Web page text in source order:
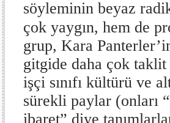
söyleminin beyaz
çok yaygın, hem de
grup, Kara
gitgide daha çok taklit
işçi sınıfı kültürü ve
sürekli paylar (onları
ibaret” diye